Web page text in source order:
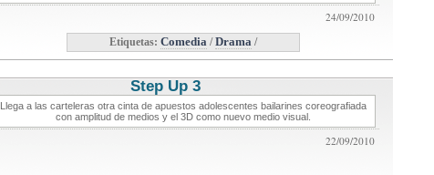
24/09/2010
Etiquetas: Comedia /Drama /
Step Up 3critica de cine
Llega a las carteleras otra cinta de apuestos adolescentes bailarines coreografiada
con amplitud de medios y el 3D como nuevo medio visual.
22/09/2010